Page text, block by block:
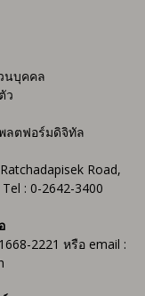
นบุคคล
ว
ลตฟอร์มดิจิทัล
Road,
: 0-2642-3400
2221 หรือ email :